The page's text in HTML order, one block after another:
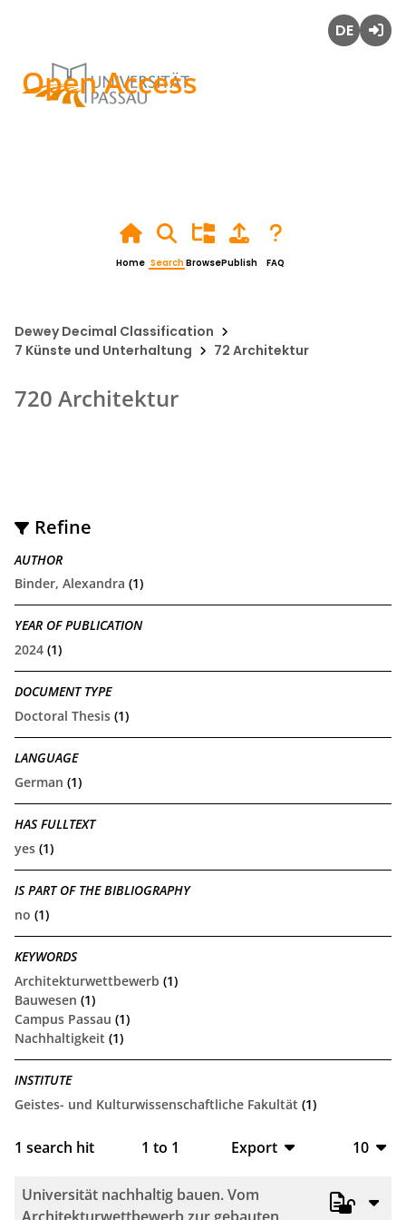
Open Access
Home SearchBrowsePublish FAQ
Dewey Decimal Classification
7 Künste und Unterhaltung
72 Architektur
720 Architektur
Refine
AUTHOR
Binder, Alexandra (1)
YEAR OF PUBLICATION
2024 (1)
DOCUMENT TYPE
Doctoral Thesis (1)
LANGUAGE
German (1)
HAS FULLTEXT
yes (1)
IS PART OF THE BIBLIOGRAPHY
no (1)
KEYWORDS
Architekturwettbewerb (1)
Bauwesen (1)
Campus Passau (1)
Nachhaltigkeit (1)
INSTITUTE
Geistes- und Kulturwissenschaftliche Fakultät (1)
1 search hit 1 to 1
Export
CSV
10
20
Universität nachhaltig bauen. Vom
Architekturwettbewerb zur gebauten